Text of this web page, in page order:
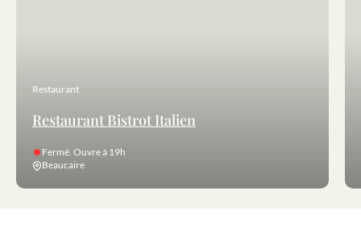
Restaurant Bistrot Italien
Restaurant
Fermé. Ouvre à 19h
Beaucaire